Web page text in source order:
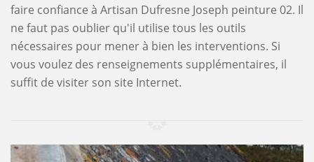
faire confiance à Artisan Dufresne Joseph peinture 02. Il
ne faut pas oublier qu'il utilise tous les outils
nécessaires pour mener à bien les interventions. Si
vous voulez des renseignements supplémentaires, il
suffit de visiter son site Internet.